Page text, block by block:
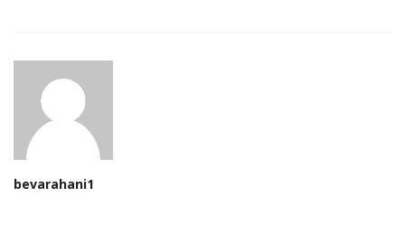
bevarahani1